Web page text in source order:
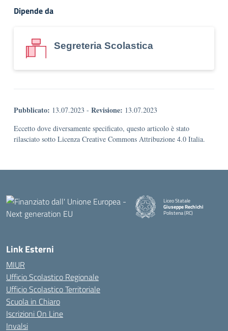
Dipende da
Segreteria Scolastica
Pubblicato: 13.07.2023 - Revisione: 13.07.2023
Eccetto dove diversamente specificato, questo articolo è stato
rilasciato sotto Licenza Creative Commons Attribuzione 4.0 Italia.
Liceo Statale
Giuseppe Rechichi
Polistena (RC)
Link Esterni
MIUR
Ufficio Scolastico Regionale
Ufficio Scolastico Territoriale
Scuola in Chiaro
Iscrizioni On Line
Invalsi